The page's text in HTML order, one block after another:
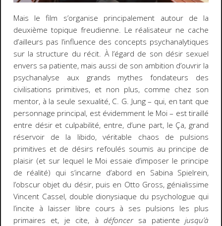
Mais le film s’organise principalement autour de la
deuxième topique freudienne. Le réalisateur ne cache
d’ailleurs pas l’influence des concepts psychanalytiques
sur la structure du récit. À l’égard de son désir sexuel
envers sa patiente, mais aussi de son ambition d’ouvrir la
psychanalyse aux grands mythes fondateurs des
civilisations primitives, et non plus, comme chez son
mentor, à la seule sexualité, C. G. Jung – qui, en tant que
personnage principal, est évidemment le Moi – est tiraillé
entre désir et culpabilité, entre, d’une part, le Ça, grand
réservoir de la libido, véritable chaos de pulsions
primitives et de désirs refoulés soumis au principe de
plaisir (et sur lequel le Moi essaie d’imposer le principe
de réalité) qui s’incarne d’abord en Sabina Spielrein,
l’obscur objet du désir, puis en Otto Gross, génialissime
Vincent Cassel, double dionysiaque du psychologue qui
l’incite à laisser libre cours à ses pulsions les plus
primaires et, je cite, à défoncersa patiente jusqu’à